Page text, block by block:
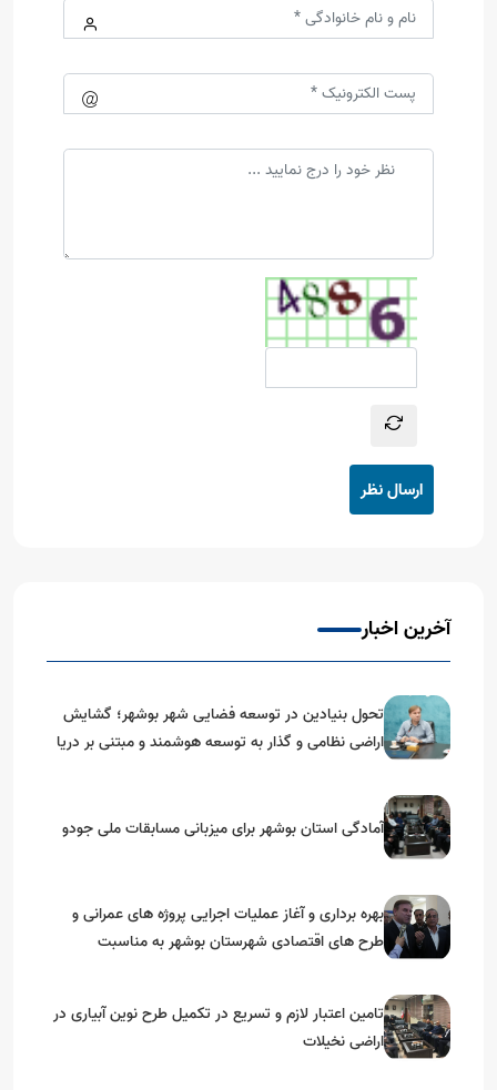
ارسال نظر
آخرین اخبار
تحول بنیادین در توسعه فضایی شهر بوشهر؛ گشایش
اراضی نظامی و گذار به توسعه هوشمند و مبتنی بر دریا
آمادگی استان بوشهر برای میزبانی مسابقات ملی جودو
بهره برداری و آغاز عملیات اجرایی پروژه های عمرانی و
طرح های اقتصادی شهرستان بوشهر به مناسبت
تامین اعتبار لازم و تسریع در تکمیل طرح نوین آبیاری در
اراضی نخیلات